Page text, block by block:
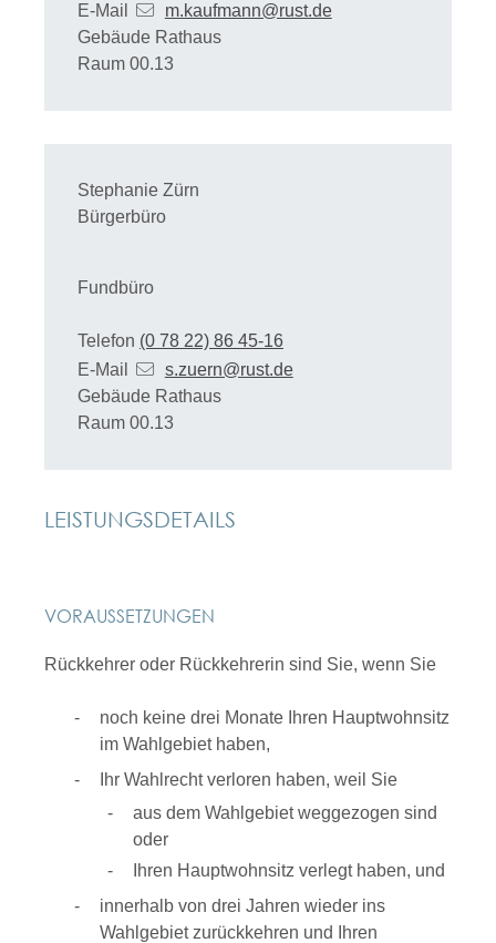
E-Mail
m.kaufmann@rust.de
Gebäude Rathaus
Raum 00.13
Stephanie Zürn
Bürgerbüro
Fundbüro
Telefon (0 78 22) 86 45-16
E-Mail
s.zuern@rust.de
Gebäude Rathaus
Raum 00.13
LEISTUNGSDETAILS
VORAUSSETZUNGEN
Rückkehrer oder Rückkehrerin sind Sie, wenn Sie
noch keine drei Monate Ihren Hauptwohnsitz
im Wahlgebiet haben,
Ihr Wahlrecht verloren haben, weil Sie
aus dem Wahlgebiet weggezogen sind
oder
Ihren Hauptwohnsitz verlegt haben, und
innerhalb von drei Jahren wieder ins
Wahlgebiet zurückkehren und Ihren